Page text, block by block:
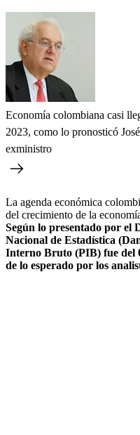
Economía colombiana casi
2023, como lo pronosticó
exministro
La agenda económica
del crecimiento de la
Según lo presentado por el
Nacional de Estadística
Interno Bruto (PIB) fue del
de lo esperado por los